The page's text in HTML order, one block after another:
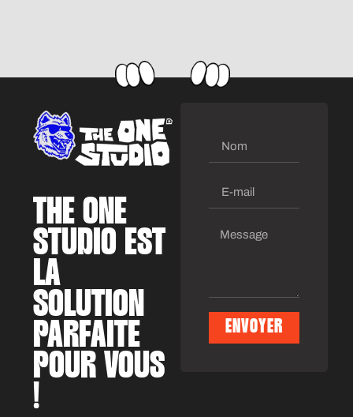
THE ONE
STUDIO EST
LA
SOLUTION
PARFAITE
POUR VOUS
!
ENVOYER